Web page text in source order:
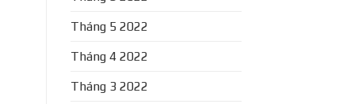
Tháng 5 2022
Tháng 4 2022
Tháng 3 2022